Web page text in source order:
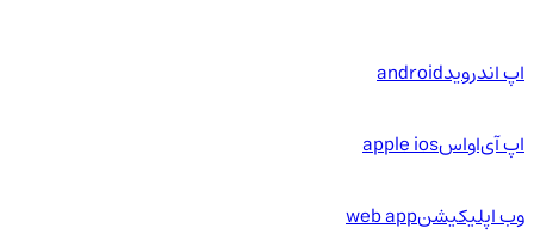
اپ اندرویدandroid
اپ آی‌او‌اسapple ios
وب اپلیکیشنweb app